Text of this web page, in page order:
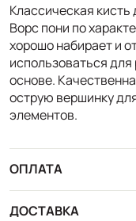
Классическая
Ворс пони по
хорошо набирает и
использоваться
основе.
острую вершинку
элементов.
ОПЛАТА
ДОСТАВКА